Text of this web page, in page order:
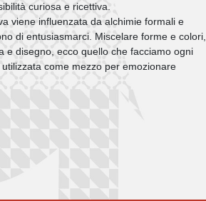
curiosa e ricettiva.
viene influenzata da alchimie formali e
di entusiasmarci. Miscelare forme e colori,
e disegno, ecco quello che facciamo ogni
come mezzo per emozionare